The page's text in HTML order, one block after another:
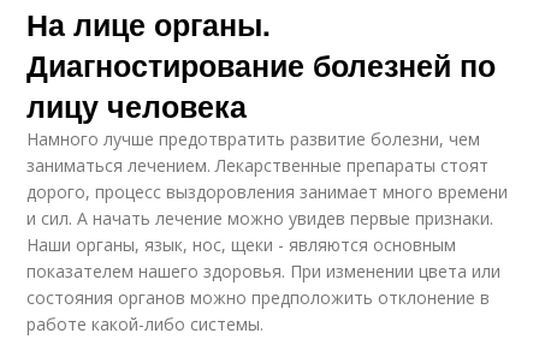
На лице органы.
Диагностирование болезней по
лицу человека
Намного лучше предотвратить развитие болезни, чем
заниматься лечением. Лекарственные препараты стоят
дорого, процесс выздоровления занимает много времени
и сил. А начать лечение можно увидев первые признаки.
Наши органы, язык, нос, щеки - являются основным
показателем нашего здоровья. При изменении цвета или
состояния органов можно предположить отклонение в
работе какой-либо системы.